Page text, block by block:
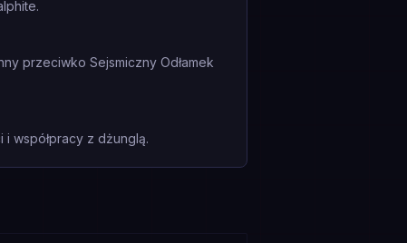
przeciwko Sejsmiczny Odłamek
współpracy z dżunglą.